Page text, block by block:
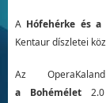
A Hófehérke és
Kentaur díszletei
Az
a Bohémélet2.0